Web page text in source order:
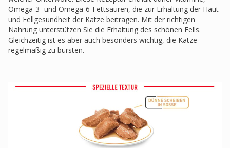
Omega-3- und Omega-6-Fettsäuren, die zur Erhaltung der Haut-
und Fellgesundheit der Katze beitragen. Mit der richtigen
Nahrung unterstützen Sie die Erhaltung des schönen Fells.
Gleichzeitig ist es aber auch besonders wichtig, die Katze
regelmäßig zu bürsten.